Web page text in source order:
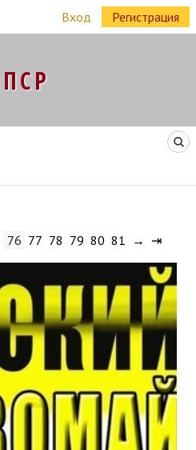
Вход Регистрация
76 77 78 79 80 81 → ⇥